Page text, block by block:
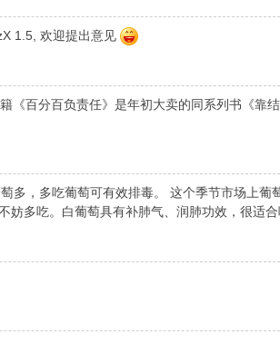
1.5, 欢迎提出意见
《百分百负责任》是年初大卖的同系列书《靠
多，多吃葡萄可有效排毒。 这个季节市场上
妨多吃。白葡萄具有补肺气、润肺功效，很适